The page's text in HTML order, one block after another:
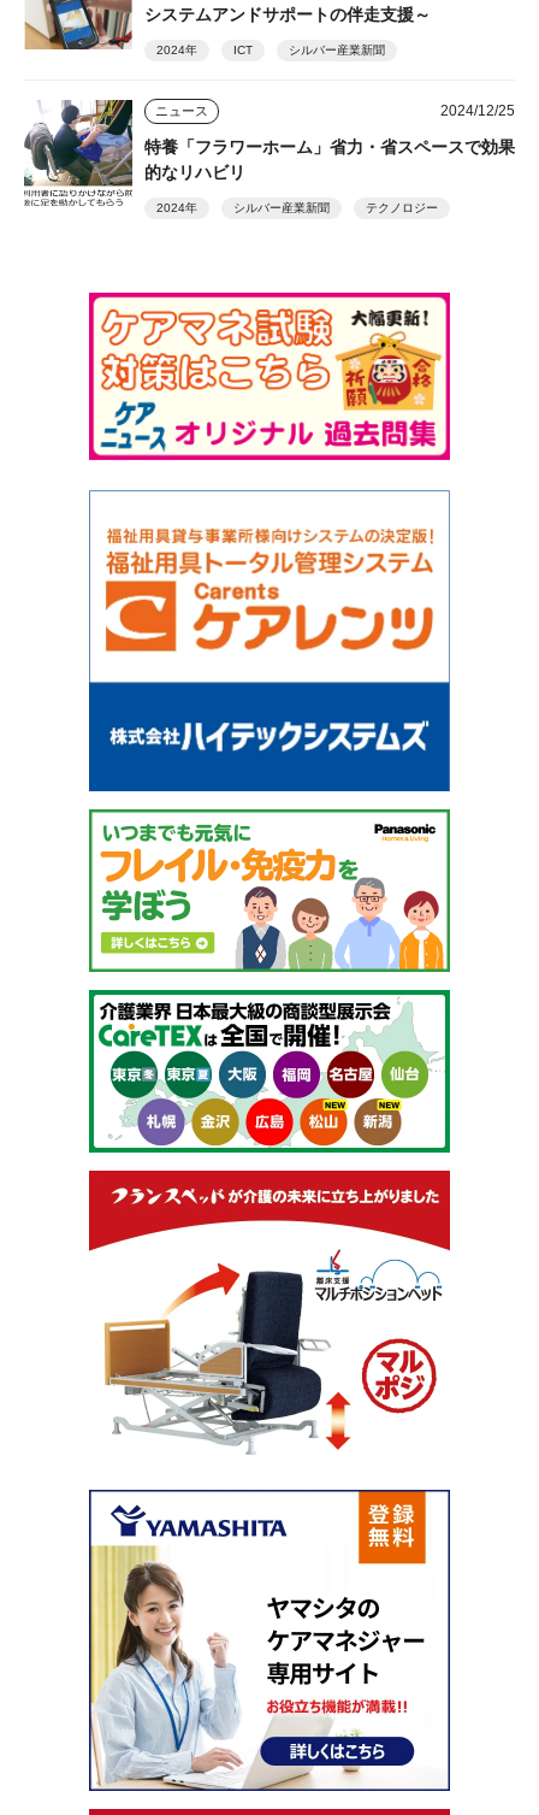
システムアンドサポートの伴走支援～
2024年 ICT シルバー産業新聞
ニュース 2024/12/25
特養「フラワーホーム」省力・省スペースで効果
的なリハビリ
2024年 シルバー産業新聞 テクノロジー